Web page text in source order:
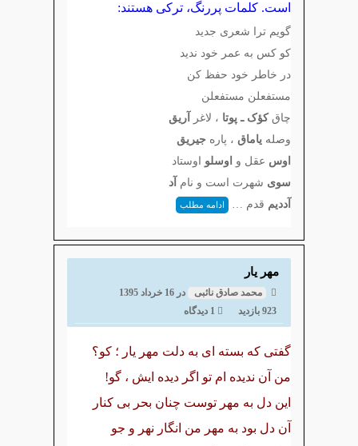
است. کلمات پررنگ، ترکی هستند:
گویم ترا شعری جدید
کو کس به عمر خود ندید
در خاطر خود حفظ کن
مستفعلن مستفعلن
چاقکؤک ـ پوتا ، لاغر
آریق
وصلهیاماق ، پاره جیریق
اوس عقل و اوسلو
اوستاد
سوی شهرت است و نام آد
آددیم قدم … ادامه مطلب
مهر یار
محمد صادق نائبی در 16 خرداد 1395
923 بازدید
1 دیدگاه
گفتی که بسته ای به دلت مهر یار ؛ کو؟
من آن ندیده ام تو اگر دیده ایش ، گو!
این دل به مهر توست چنان بحر بی کنار
آن دل بود به مهر من انگار نهر و جو